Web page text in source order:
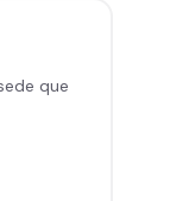
barras
-
que